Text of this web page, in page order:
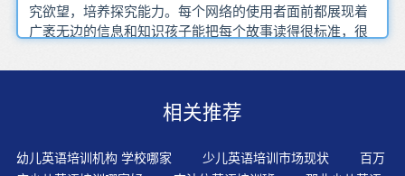
究欲望，培养探究能力。每个网络的使用者面前都展现着
广袤无边的信息和知识孩子能把每个故事读得很标准，很
带，与孩子交流以外，还要在视觉上给予文化的刺激。教
思考。英语物质环境，指在一定时间内对各个活动区域进
创设应体现教育性与艺术性相结合的原则，要把一切空间
和时间都当成孩子受教育的环境，看作是他们主动进行口
相关推荐
幼儿英语培训机构 学校哪家 少儿英语培训市场现状
百万